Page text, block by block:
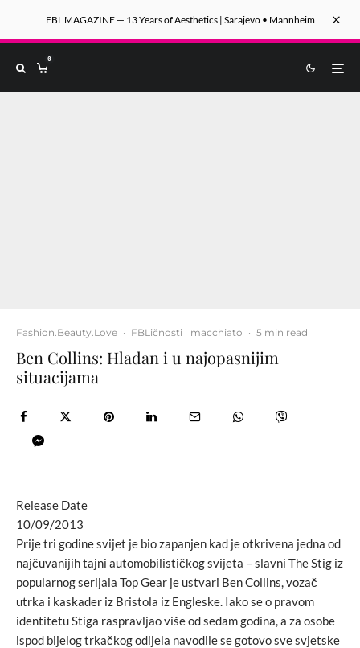
FBL MAGAZINE — 13 Years of Aesthetics | Sarajevo • Mannheim
0
Fashion.Beauty.Love · FBLičnosti macchiato · 5 min read
Ben Collins: Hladan i u najopasnijim
situacijama
Release Date
10/09/2013
Prije tri godine svijet je bio zapanjen kad je otkrivena jedna od
najčuvanijih tajni automobilističkog svijeta – slavni The Stig iz
popularnog serijala Top Gear je ustvari Ben Collins, vozač
utrka i kaskader iz Bristola iz Engleske. Iako se o pravom
identitetu Stiga raspravljao više od sedam godina, a za osobe
ispod bijelog trkačkog odijela navodile se gotovo sve svjetske